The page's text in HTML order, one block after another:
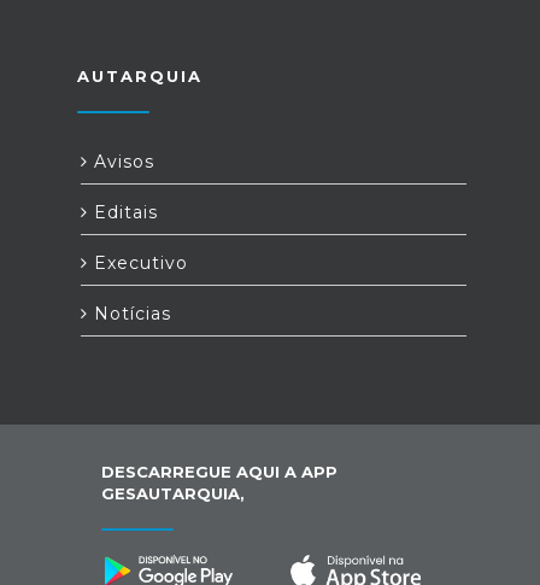
AUTARQUIA
Avisos
Editais
Executivo
Notícias
DESCARREGUE AQUI A APP
GESAUTARQUIA,